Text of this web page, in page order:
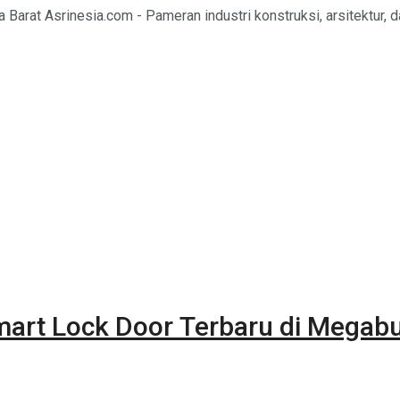
Asrinesia.com - Pameran industri konstruksi, arsitektur,
Lock Door Terbaru di